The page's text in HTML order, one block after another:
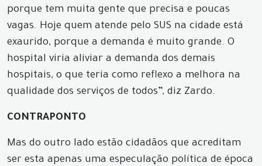
porque tem muita gente que precisa e poucas
vagas. Hoje quem atende pelo SUS na cidade está
exaurido, porque a demanda é muito grande. O
hospital viria aliviar a demanda dos demais
hospitais, o que teria como reflexo a melhora na
qualidade dos serviços de todos”, diz Zardo.
CONTRAPONTO
Mas do outro lado estão cidadãos que acreditam
ser esta apenas uma especulação política de época